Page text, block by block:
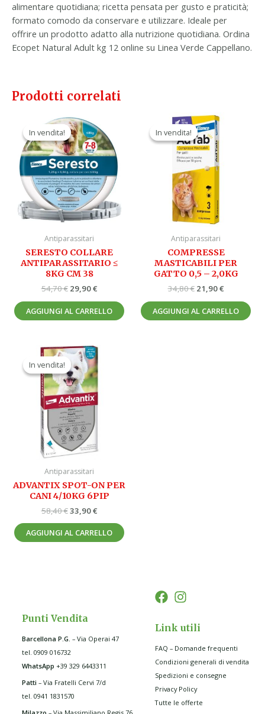
alimentare quotidiana; ricetta pensata per gusto e praticità;
formato comodo da conservare e utilizzare. Ideale per
offrire un prodotto adatto alla nutrizione quotidiana. Ordina
Ecopet Natural Adult kg 12 online su Linea Verde Cappellano.
Prodotti correlati
In vendita!
In vendita!
Antiparassitari
SERESTO COLLARE
ANTIPARASSITARIO ≤
8KG CM 38
54,70€
Il
prezzo
originale
era:
54,70 €.
29,90€
prezzo
attuale
è:
29,90 €.
AGGIUNGI AL CARRELLO
In vendita!
In vendita!
Antiparassitari
COMPRESSE
MASTICABILI PER
GATTO 0,5 – 2,0KG
34,80€
Il
prezzo
originale
era:
34,80 €.
21,90€
AGGIUNGI AL CARRELLO
In vendita!
In vendita!
Antiparassitari
ADVANTIX SPOT-ON PER
CANI 4/10KG 6PIP
58,40€
Il
prezzo
originale
era:
58,40 €.
33,90€
Il
prezzo
attuale
è:
33,90 €.
AGGIUNGI AL CARRELLO
Punti Vendita
Barcellona P.G – Via Operai 47
tel. 0909 016732
WhatsApp +39 329 6443311
Patti – Via Fratelli Cervi 7/d
tel. 0941 1831570
Link utili
FAQ – Domande frequenti
Condizioni generali di vendita
Spedizioni e consegne
Privacy Policy
Tutte le offerte